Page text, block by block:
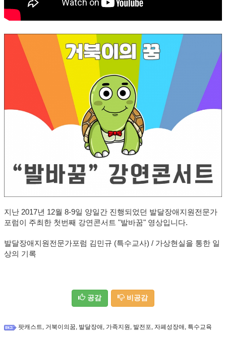
지난 2017년 12월 8-9일 양일간 진행되었던 발달장애지원전문가
포럼이 주최한 첫번째 강연콘서트 "발바꿈" 영상입니다.
발달장애지원전문가포럼 김민규 (특수교사) / 가상현실을 통한 일
상의 기록
공감 비공감
팟캐스트, 거북이의꿈, 발달장애, 가족지원, 발전포, 자폐성장애, 특수교육